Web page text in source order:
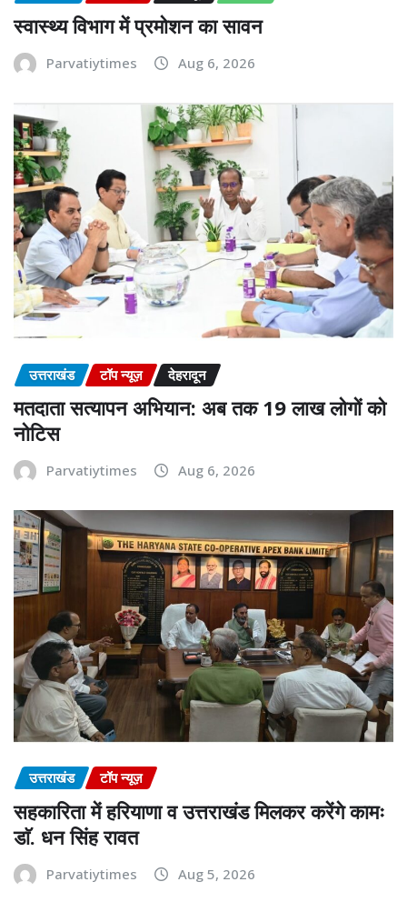
स्वास्थ्य विभाग में प्रमोशन का सावन
Parvatiytimes Aug 6, 2026
उत्तराखंड टॉप न्यूज़ देहरादून
मतदाता सत्यापन अभियान: अब तक 19 लाख लोगों को
नोटिस
Parvatiytimes Aug 6, 2026
उत्तराखंड टॉप न्यूज़
सहकारिता में हरियाणा व उत्तराखंड मिलकर करेंगे कामः
डाॅ. धन सिंह रावत
Parvatiytimes Aug 5, 2026